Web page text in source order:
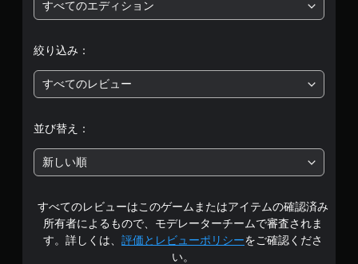
評
は
5
階
中
の
3
すべてのエディション
絞り込み：
すべてのレビュー
並び替え：
新しい順
すべてのレビューはこのゲームまたはアイテムの確認済み
所有者によるもので、モデレーターチームで審査されま
す。詳しくは、 評価とレビューポリシーをご確認くださ
い。